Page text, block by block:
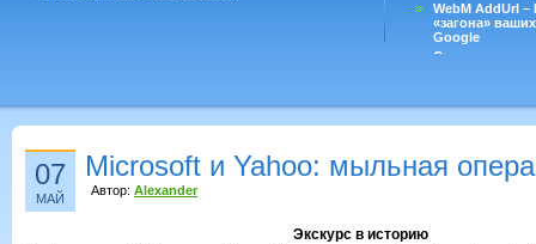
WebM AddUrl
«загона»
Google
Существует
07
МАЙ
Microsoft и Yahoo: мыльная
Автор: Alexander
Экскурс в историю